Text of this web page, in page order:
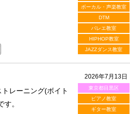
ボーカル・声楽教室
DTM
バレエ教室
HIPHOP教室
JAZZダンス教室
2026年7月13日
東京都目黒区
ピアノ教室
ギター教室
レーニング(ボイト
。